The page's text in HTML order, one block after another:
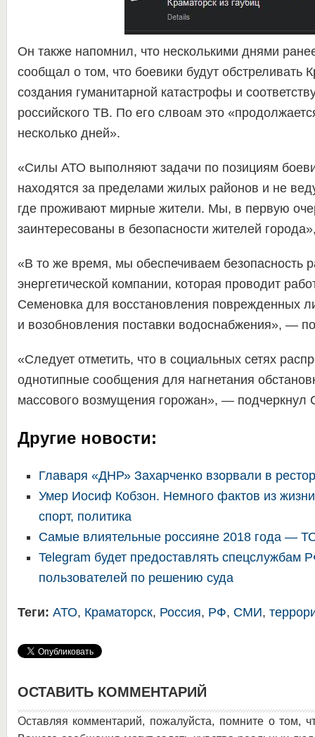
Он также напомнил, что несколькими днями
сообщал о том, что боевики будут обстреливать
создания гуманитарной катастрофы и
российского ТВ. По его слвоам это
несколько дней».
«Силы АТО выполняют задачи по позициям
находятся за пределами жилых районов и не
где проживают мирные жители. Мы, в первую
заинтересованы в безопасности жителей
«В то же время, мы обеспечиваем безопасность
энергетической компании, которая проводит
Семеновка для восстановления поврежденных
и возобновления поставки водоснабжения», —
«Следует отметить, что в социальных сетях
однотипные сообщения для нагнетания
массового возмущения горожан», — подчеркнул
Другие новости:
Главаря «ДНР» Захарченко взорвали в
Умер Иосиф Кобзон. Немного фактов из
спорт, политика
Самые влиятельные россияне 2018 года —
Telegram будет предоставлять спецслужбам
пользователей по решению суда
Теги: АТО, Краматорск, Россия, РФ, СМИ,
ОСТАВИТЬ КОММЕНТАРИЙ
Оставляя комментарий, пожалуйста, помните о том,